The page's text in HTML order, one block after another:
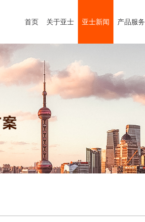
首页 关于亚士 亚士新闻 产品服务